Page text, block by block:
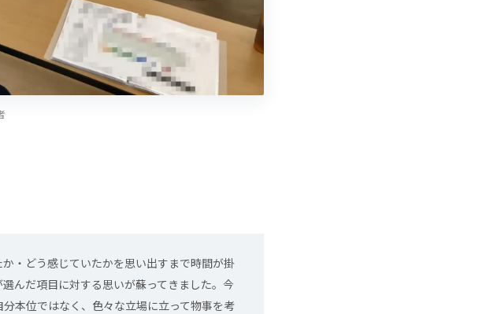
・どう感じていたかを思い出すまで時間が掛
んだ項目に対する思いが蘇ってきました。今
本位ではなく、色々な立場に立って物事を考